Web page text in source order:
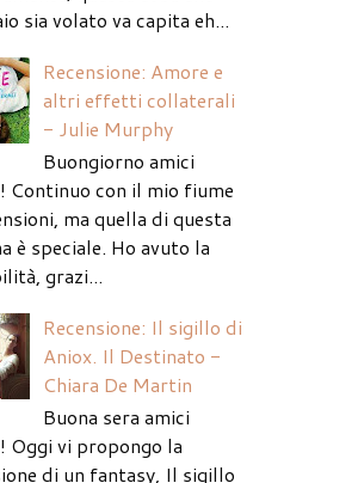
sia volato va capita eh...
Recensione: Amore e
altri effetti collaterali
- Julie Murphy
Buongiorno amici
con il mio fiume
ma quella di questa
è speciale. Ho avuto la
grazi...
Recensione: Il sigillo di
Aniox. Il Destinato -
Chiara De Martin
Buona sera amici
Oggi vi propongo la
di un fantasy, Il sigillo